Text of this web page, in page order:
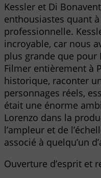
Kessler et Di
enthousiastes quant
professionnelle.
incroyable, car nous
plus grande que pour
Filmer entièrement à
historique, raconter
personnages réels,
était une énorme
Lorenzo dans la
l’ampleur et de
associé à quelqu’un
Ouverture d’esprit et